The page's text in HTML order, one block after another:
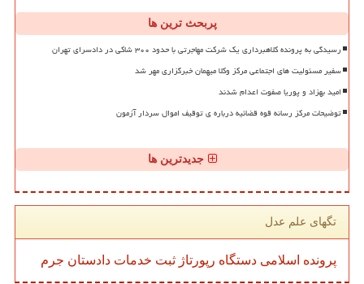
پربحث ترین ها
رسیدگی به پرونده کلاهبرداری یک شرکت مهاجرتی با حدود ۳۰۰ شاکی در دادسرای تهران
سفیر مسئولیت های اجتماعی مرکز وکلا میهمان خبرگزاری مهر شد
امید بهزاد و پوریا صفوت اعدام شدند
توضیحات مرکز رسانه قوه قضائیه درباره ی توقیف اموال سردار آزمون
جدیدترین ها
تگهای علم عدل
پرونده اسلامی دستگاه رپورتاژ ثبت خدمات دادستان جرم